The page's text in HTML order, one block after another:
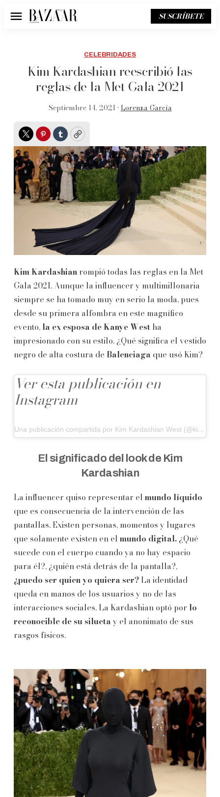
Menú SUSCRÍBETE
CELEBRIDADES
Kim Kardashian reescribió las
reglas de la Met Gala 2021
Septiembre 14, 2021 • Lorenza García
TwitterPinterest
TumblrCopy
Kim Kardashian rompió todas las reglas en la Met
Gala 2021. Aunque la influencer y multimillonaria
siempre se ha tomado muy en serio la moda, pues
desde su primera alfombra en este magnífico
evento, la ex esposa de Kanye West ha
impresionado con su estilo. ¿Qué significa el vestido
negro de alta costura de Balenciaga que usó Kim?
Ver esta publicación en
Instagram
Una publicación compartida por Kim Kardashian West (@kimkardashian)
El significado del look de Kim
Kardashian
La influencer quiso representar el mundo líquido
que es consecuencia de la intervención de las
pantallas. Existen personas, momentos y lugares
que solamente existen en el mundo digital. ¿Qué
sucede con el cuerpo cuando ya no hay espacio
para él?, ¿quién está detrás de la pantalla?,
¿puedo ser quien yo quiera ser? La identidad
queda en manos de los usuarios y no de las
interacciones sociales. La Kardashian optó por lo
reconocible de su siluetay el anonimato de sus
rasgos físicos.